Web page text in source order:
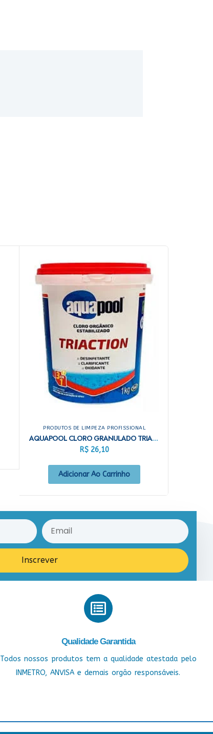
PRODUTOS DE LIMPEZA PROFISSIONAL
AQUAPOOL CLORO GRANULADO TRIACTION 1KG
R$26,10
Adicionar Ao Carrinho
Inscrever
Qualidade Garantida
Todos nossos produtos tem a qualidade atestada pelo
INMETRO, ANVISA e demais orgão responsáveis.